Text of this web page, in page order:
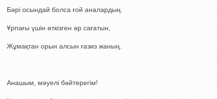
Бәрі осындай болса ғой аналардың.
Ұрпағы үшін өткізген әр сағатын,
Жұмақтан орын алсын ғазиз жаның.
Анашым, мәуелі бәйтерегім!